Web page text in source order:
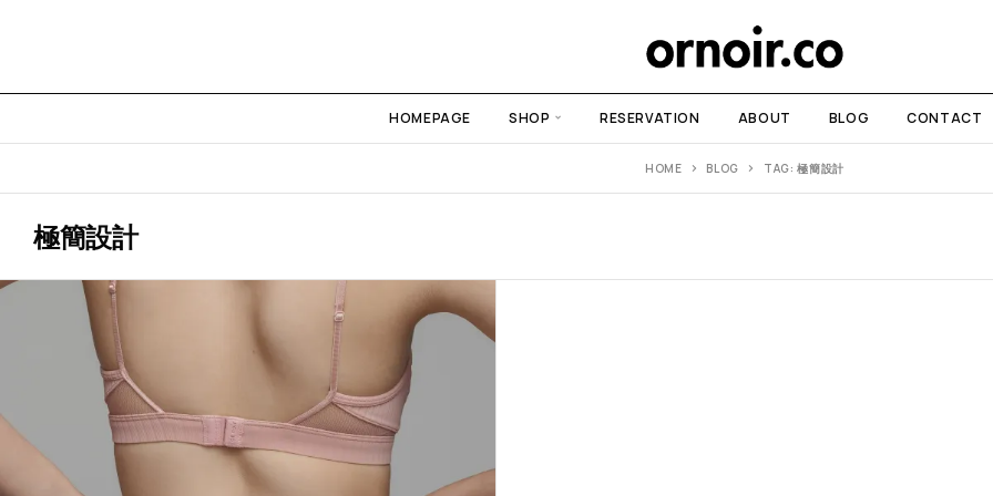
HOMEPAGE SHOP RESERVATION ABOUT BLOG CONTACT
HOME BLOG TAG: 極簡設計
極簡設計